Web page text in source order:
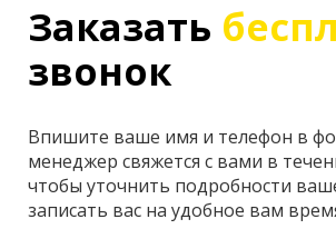
Заказать
звонок
Впишите ваше имя и телефон в
менеджер свяжется с вами в
чтобы уточнить подробности
записать вас на удобное вам